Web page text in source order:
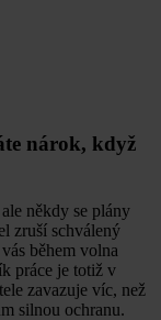
nárok, když
někdy se plány
zruší schválený
během volna
práce je totiž v
zavazuje víc, než
silnou ochranu.